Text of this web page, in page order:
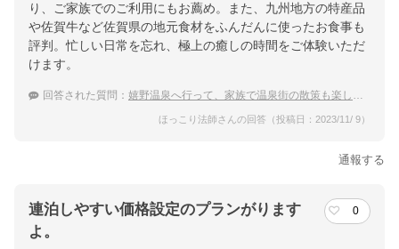
り、ご家族でのご利用にもお薦め。また、九州地方の特産品
や佐賀牛など佐賀県の地元食材をふんだんに使ったお食事も
評判。忙しい日常を忘れ、極上の癒しの時間をご体験いただ
けます。
回答された質問： 嬉野温泉へ行って、家族で温泉街の散策も楽しめる様な温泉街に近い宿を探しています。
ほっこり法師さんの回答（投稿日：2023/11/ 9）
通報する
連泊しやすい価格設定のプランがります
よ。
0